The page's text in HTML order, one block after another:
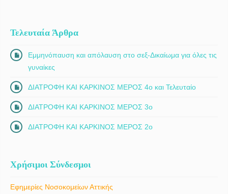
Τελευταία Άρθρα
Εμμηνόπαυση και απόλαυση στο σεξ-Δικαίωμα για όλες τις
γυναίκες
ΔΙΑΤΡΟΦΗ ΚΑΙ ΚΑΡΚΙΝΟΣ ΜΕΡΟΣ 4ο και Τελευταίο
ΔΙΑΤΡΟΦΗ ΚΑΙ ΚΑΡΚΙΝΟΣ ΜΕΡΟΣ 3ο
ΔΙΑΤΡΟΦΗ ΚΑΙ ΚΑΡΚΙΝΟΣ ΜΕΡΟΣ 2ο
Χρήσιμοι Σύνδεσμοι
Εφημερίες Νοσοκομείων Αττικής